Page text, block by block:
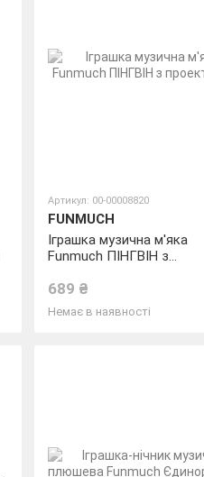
Артикул: 00-00008820
FUNMUCH
Іграшка музична м'яка
Funmuch ПІНГВІН з
689 ₴
Немає в наявності